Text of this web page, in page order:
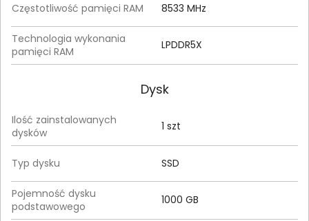
Częstotliwość pamięci RAM 8533 MHz
Technologia wykonania
pamięci RAM
LPDDR5X
Dysk
Ilość zainstalowanych
dysków
1 szt
Typ dysku SSD
Pojemność dysku
podstawowego
1000 GB